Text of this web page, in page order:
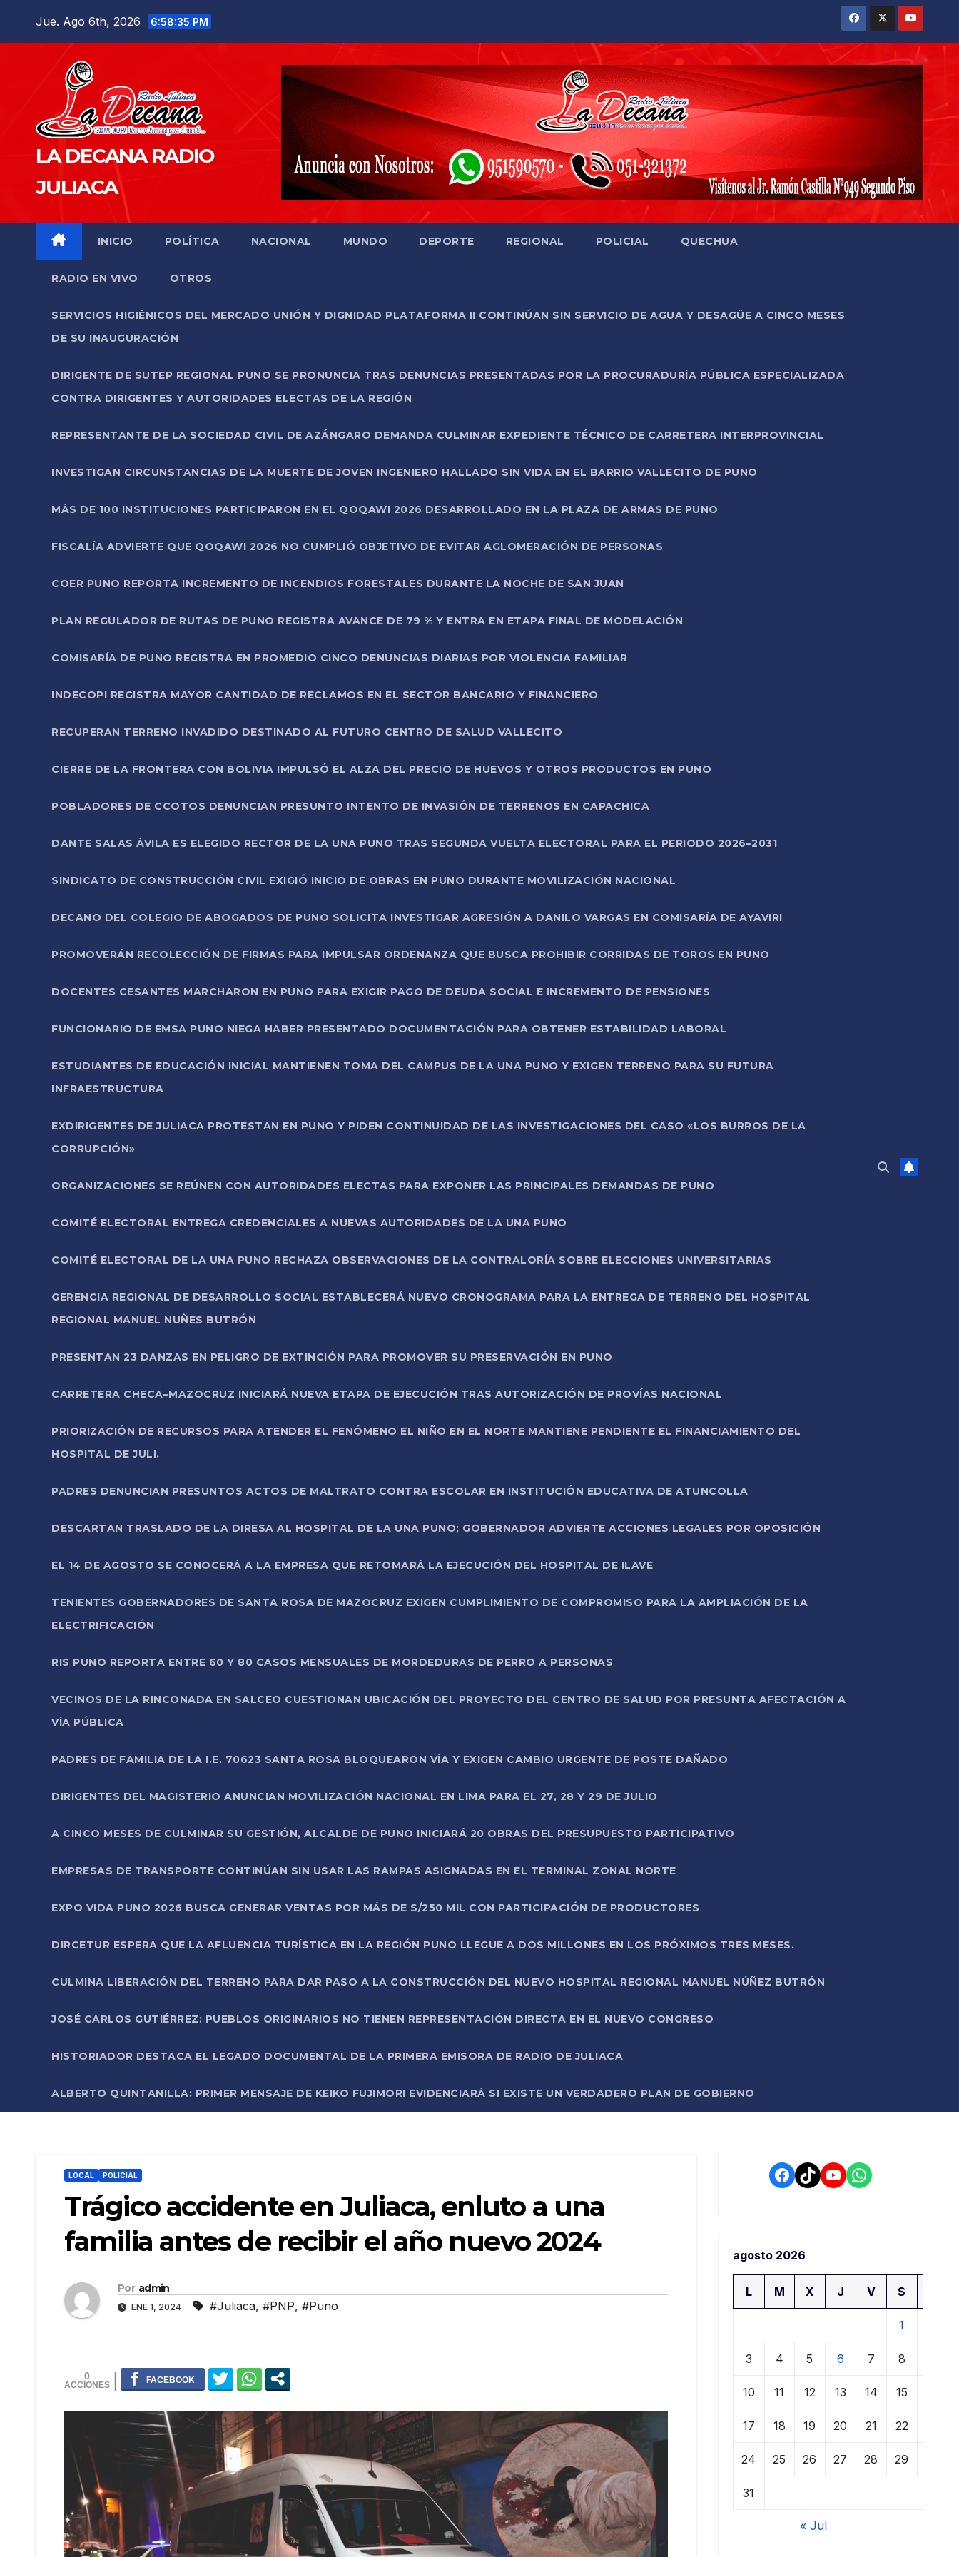
Jue. Ago 6th, 2026 6:58:36 PM
LA DECANA RADIO
JULIACA
INICIO POLÍTICA NACIONAL MUNDO DEPORTE REGIONAL POLICIAL QUECHUA
RADIO EN VIVO OTROS
SERVICIOS HIGIÉNICOS DEL MERCADO UNIÓN Y DIGNIDAD PLATAFORMA II CONTINÚAN SIN SERVICIO DE AGUA Y DESAGÜE A CINCO MESES
DE SU INAUGURACIÓN
DIRIGENTE DE SUTEP REGIONAL PUNO SE PRONUNCIA TRAS DENUNCIAS PRESENTADAS POR LA PROCURADURÍA PÚBLICA ESPECIALIZADA
CONTRA DIRIGENTES Y AUTORIDADES ELECTAS DE LA REGIÓN
REPRESENTANTE DE LA SOCIEDAD CIVIL DE AZÁNGARO DEMANDA CULMINAR EXPEDIENTE TÉCNICO DE CARRETERA INTERPROVINCIAL
INVESTIGAN CIRCUNSTANCIAS DE LA MUERTE DE JOVEN INGENIERO HALLADO SIN VIDA EN EL BARRIO VALLECITO DE PUNO
MÁS DE 100 INSTITUCIONES PARTICIPARON EN EL QOQAWI 2026 DESARROLLADO EN LA PLAZA DE ARMAS DE PUNO
FISCALÍA ADVIERTE QUE QOQAWI 2026 NO CUMPLIÓ OBJETIVO DE EVITAR AGLOMERACIÓN DE PERSONAS
COER PUNO REPORTA INCREMENTO DE INCENDIOS FORESTALES DURANTE LA NOCHE DE SAN JUAN
PLAN REGULADOR DE RUTAS DE PUNO REGISTRA AVANCE DE 79 % Y ENTRA EN ETAPA FINAL DE MODELACIÓN
COMISARÍA DE PUNO REGISTRA EN PROMEDIO CINCO DENUNCIAS DIARIAS POR VIOLENCIA FAMILIAR
INDECOPI REGISTRA MAYOR CANTIDAD DE RECLAMOS EN EL SECTOR BANCARIO Y FINANCIERO
RECUPERAN TERRENO INVADIDO DESTINADO AL FUTURO CENTRO DE SALUD VALLECITO
CIERRE DE LA FRONTERA CON BOLIVIA IMPULSÓ EL ALZA DEL PRECIO DE HUEVOS Y OTROS PRODUCTOS EN PUNO
POBLADORES DE CCOTOS DENUNCIAN PRESUNTO INTENTO DE INVASIÓN DE TERRENOS EN CAPACHICA
DANTE SALAS ÁVILA ES ELEGIDO RECTOR DE LA UNA PUNO TRAS SEGUNDA VUELTA ELECTORAL PARA EL PERIODO 2026–2031
SINDICATO DE CONSTRUCCIÓN CIVIL EXIGIÓ INICIO DE OBRAS EN PUNO DURANTE MOVILIZACIÓN NACIONAL
DECANO DEL COLEGIO DE ABOGADOS DE PUNO SOLICITA INVESTIGAR AGRESIÓN A DANILO VARGAS EN COMISARÍA DE AYAVIRI
PROMOVERÁN RECOLECCIÓN DE FIRMAS PARA IMPULSAR ORDENANZA QUE BUSCA PROHIBIR CORRIDAS DE TOROS EN PUNO
DOCENTES CESANTES MARCHARON EN PUNO PARA EXIGIR PAGO DE DEUDA SOCIAL E INCREMENTO DE PENSIONES
FUNCIONARIO DE EMSA PUNO NIEGA HABER PRESENTADO DOCUMENTACIÓN PARA OBTENER ESTABILIDAD LABORAL
ESTUDIANTES DE EDUCACIÓN INICIAL MANTIENEN TOMA DEL CAMPUS DE LA UNA PUNO Y EXIGEN TERRENO PARA SU FUTURA
INFRAESTRUCTURA
EXDIRIGENTES DE JULIACA PROTESTAN EN PUNO Y PIDEN CONTINUIDAD DE LAS INVESTIGACIONES DEL CASO «LOS BURROS DE LA
CORRUPCIÓN»
ORGANIZACIONES SE REÚNEN CON AUTORIDADES ELECTAS PARA EXPONER LAS PRINCIPALES DEMANDAS DE PUNO
COMITÉ ELECTORAL ENTREGA CREDENCIALES A NUEVAS AUTORIDADES DE LA UNA PUNO
COMITÉ ELECTORAL DE LA UNA PUNO RECHAZA OBSERVACIONES DE LA CONTRALORÍA SOBRE ELECCIONES UNIVERSITARIAS
GERENCIA REGIONAL DE DESARROLLO SOCIAL ESTABLECERÁ NUEVO CRONOGRAMA PARA LA ENTREGA DE TERRENO DEL HOSPITAL
REGIONAL MANUEL NUÑES BUTRÓN
PRESENTAN 23 DANZAS EN PELIGRO DE EXTINCIÓN PARA PROMOVER SU PRESERVACIÓN EN PUNO
CARRETERA CHECA–MAZOCRUZ INICIARÁ NUEVA ETAPA DE EJECUCIÓN TRAS AUTORIZACIÓN DE PROVÍAS NACIONAL
PRIORIZACIÓN DE RECURSOS PARA ATENDER EL FENÓMENO EL NIÑO EN EL NORTE MANTIENE PENDIENTE EL FINANCIAMIENTO DEL
HOSPITAL DE JULI.
PADRES DENUNCIAN PRESUNTOS ACTOS DE MALTRATO CONTRA ESCOLAR EN INSTITUCIÓN EDUCATIVA DE ATUNCOLLA
DESCARTAN TRASLADO DE LA DIRESA AL HOSPITAL DE LA UNA PUNO; GOBERNADOR ADVIERTE ACCIONES LEGALES POR OPOSICIÓN
EL 14 DE AGOSTO SE CONOCERÁ A LA EMPRESA QUE RETOMARÁ LA EJECUCIÓN DEL HOSPITAL DE ILAVE
TENIENTES GOBERNADORES DE SANTA ROSA DE MAZOCRUZ EXIGEN CUMPLIMIENTO DE COMPROMISO PARA LA AMPLIACIÓN DE LA
ELECTRIFICACIÓN
RIS PUNO REPORTA ENTRE 60 Y 80 CASOS MENSUALES DE MORDEDURAS DE PERRO A PERSONAS
VECINOS DE LA RINCONADA EN SALCEO CUESTIONAN UBICACIÓN DEL PROYECTO DEL CENTRO DE SALUD POR PRESUNTA AFECTACIÓN A
VÍA PÚBLICA
PADRES DE FAMILIA DE LA I.E. 70623 SANTA ROSA BLOQUEARON VÍA Y EXIGEN CAMBIO URGENTE DE POSTE DAÑADO
DIRIGENTES DEL MAGISTERIO ANUNCIAN MOVILIZACIÓN NACIONAL EN LIMA PARA EL 27, 28 Y 29 DE JULIO
A CINCO MESES DE CULMINAR SU GESTIÓN, ALCALDE DE PUNO INICIARÁ 20 OBRAS DEL PRESUPUESTO PARTICIPATIVO
EMPRESAS DE TRANSPORTE CONTINÚAN SIN USAR LAS RAMPAS ASIGNADAS EN EL TERMINAL ZONAL NORTE
EXPO VIDA PUNO 2026 BUSCA GENERAR VENTAS POR MÁS DE S/250 MIL CON PARTICIPACIÓN DE PRODUCTORES
DIRCETUR ESPERA QUE LA AFLUENCIA TURÍSTICA EN LA REGIÓN PUNO LLEGUE A DOS MILLONES EN LOS PRÓXIMOS TRES MESES.
CULMINA LIBERACIÓN DEL TERRENO PARA DAR PASO A LA CONSTRUCCIÓN DEL NUEVO HOSPITAL REGIONAL MANUEL NÚÑEZ BUTRÓN
JOSÉ CARLOS GUTIÉRREZ: PUEBLOS ORIGINARIOS NO TIENEN REPRESENTACIÓN DIRECTA EN EL NUEVO CONGRESO
HISTORIADOR DESTACA EL LEGADO DOCUMENTAL DE LA PRIMERA EMISORA DE RADIO DE JULIACA
ALBERTO QUINTANILLA: PRIMER MENSAJE DE KEIKO FUJIMORI EVIDENCIARÁ SI EXISTE UN VERDADERO PLAN DE GOBIERNO
LOCAL POLICIAL
Trágico accidente en Juliaca, enluto a una
familia antes de recibir el año nuevo 2024
Por admin
ENE 1, 2024 #Juliaca, #PNP, #Puno
0
Facebook
TikTokYouTube
WhatsApp
agosto 2026
L M X J V S
1
3 4 5 6 7 8
10 11 12 13 14 15
17 18 19 20 21 22
24 25 26 27 28 29
31
« Jul